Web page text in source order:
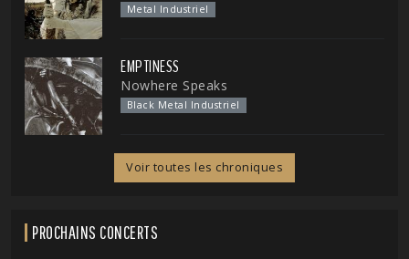
Metal Industriel
EMPTINESS
Nowhere Speaks
Black Metal Industriel
Voir toutes les chroniques
PROCHAINS CONCERTS